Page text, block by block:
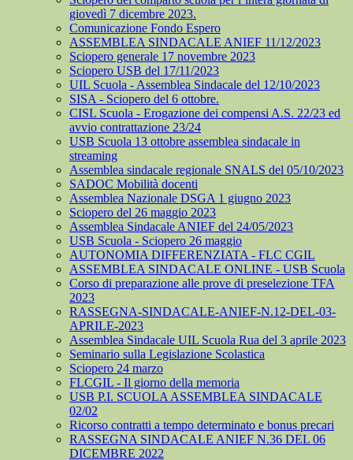
giovedì 7 dicembre 2023.
Comunicazione Fondo Espero
ASSEMBLEA SINDACALE ANIEF 11/12/2023
Sciopero generale 17 novembre 2023
Sciopero USB del 17/11/2023
UIL Scuola - Assemblea Sindacale del 12/10/2023
SISA - Sciopero del 6 ottobre.
CISL Scuola - Erogazione dei compensi A.S. 22/23 ed
avvio contrattazione 23/24
USB Scuola 13 ottobre assemblea sindacale in
streaming
Assemblea sindacale regionale SNALS del 05/10/2023
SADOC Mobilità docenti
Assemblea Nazionale DSGA 1 giugno 2023
Sciopero del 26 maggio 2023
Assemblea Sindacale ANIEF del 24/05/2023
USB Scuola - Sciopero 26 maggio
AUTONOMIA DIFFERENZIATA - FLC CGIL
ASSEMBLEA SINDACALE ONLINE - USB Scuola
Corso di preparazione alle prove di preselezione TFA
2023
RASSEGNA-SINDACALE-ANIEF-N.12-DEL-03-
APRILE-2023
Assemblea Sindacale UIL Scuola Rua del 3 aprile 2023
Seminario sulla Legislazione Scolastica
Sciopero 24 marzo
FLCGIL - Il giorno della memoria
USB P.I. SCUOLA ASSEMBLEA SINDACALE
02/02
Ricorso contratti a tempo determinato e bonus precari
RASSEGNA SINDACALE ANIEF N.36 DEL 06
DICEMBRE 2022